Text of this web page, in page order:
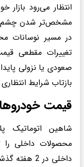
انتظار می‌رود بازار
مشخص‌تر شدن
در مسیر نوسانات
تغییرات مقطعی
صعودی یا نزولی
بازتاب شرایط
قیمت
شاهین اتوماتیک
محصولات داخلی